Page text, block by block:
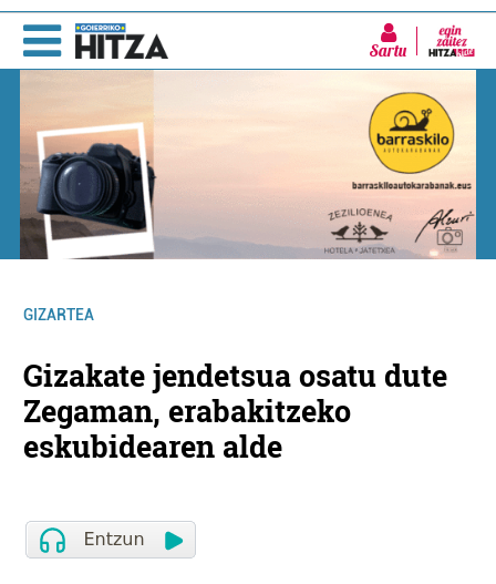
Sartu
GIZARTEA
Gizakate jendetsua osatu dute
Zegaman, erabakitzeko
eskubidearen alde